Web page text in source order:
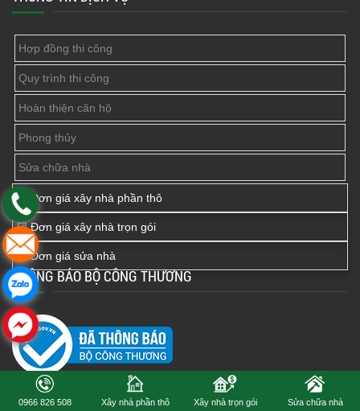
Hợp đồng thi công
Quy trình thi công
Hoàn thiện căn hộ
Phong thủy
Sửa chữa nhà
☑ Đơn giá xây nhà phần thô
☑ Đơn giá xây nhà trọn gói
☑ Đơn giá sửa nhà
THÔNG BÁO BỘ CÔNG THƯƠNG
0966 826 508 Xây nhà phần thô Xây nhà trọn gói Sửa chữa nhà